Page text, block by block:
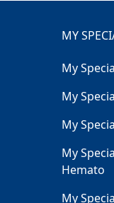
MY
My
My
My
My
Hemato
My